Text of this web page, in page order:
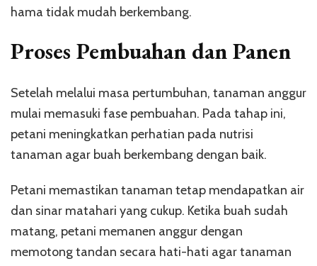
hama tidak mudah berkembang.
Proses Pembuahan dan Panen
Setelah melalui masa pertumbuhan, tanaman anggur
mulai memasuki fase pembuahan. Pada tahap ini,
petani meningkatkan perhatian pada nutrisi
tanaman agar buah berkembang dengan baik.
Petani memastikan tanaman tetap mendapatkan air
dan sinar matahari yang cukup. Ketika buah sudah
matang, petani memanen anggur dengan
memotong tandan secara hati-hati agar tanaman